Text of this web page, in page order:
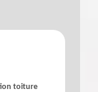
toiture